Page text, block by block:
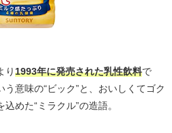
り1993年に発売された乳性飲料で
意味の“ビック”と、おいしくてゴク
めた“ミラクル”の造語。